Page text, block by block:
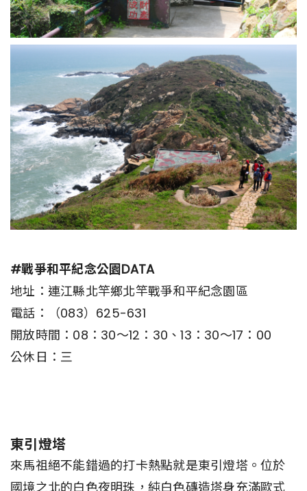
#戰爭和平紀念公園DATA
地址：連江縣北竿鄉北竿戰爭和平紀念園區
電話：（083）625-631
開放時間：08：30～12：30、13：30～17：00
公休日：三
東引燈塔
來馬祖絕不能錯過的打卡熱點就是東引燈塔。位於
國境之北的白色夜明珠，純白色磚造塔身充滿歐式